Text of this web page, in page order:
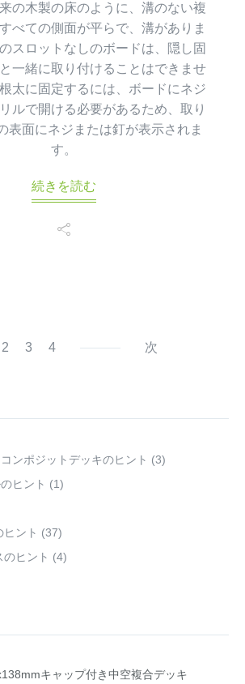
の木製の床のように、溝のない複
べての側面が平らで、溝がありま
スロットなしのボードは、隠し固
一緒に取り付けることはできませ
太に固定するには、ボードにネジ
ルで開ける必要があるため、取り
表面にネジまたは釘が表示されま
す。
続きを読む
2 3 4 次
ンポジットデッキのヒント (3)
ヒント (1)
ント (37)
ヒント (4)
キャップ付き中空複合デッキ